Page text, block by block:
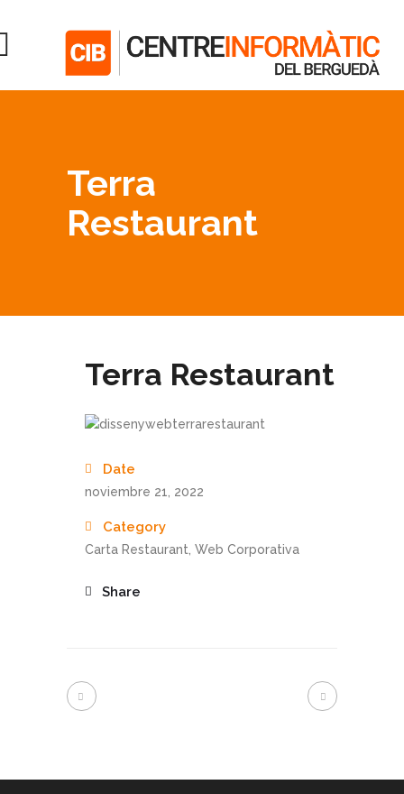
Terra
Restaurant
Terra Restaurant
Date
noviembre 21, 2022
Category
Carta Restaurant, Web Corporativa
Share